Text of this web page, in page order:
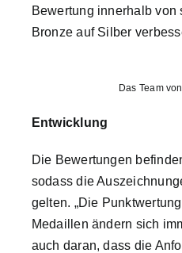
Bewertung innerhalb von
Bronze auf Silber
Das Team
Entwicklung
Die Bewertungen
sodass die
gelten. „Die
Medaillen ändern sich
auch daran, dass die